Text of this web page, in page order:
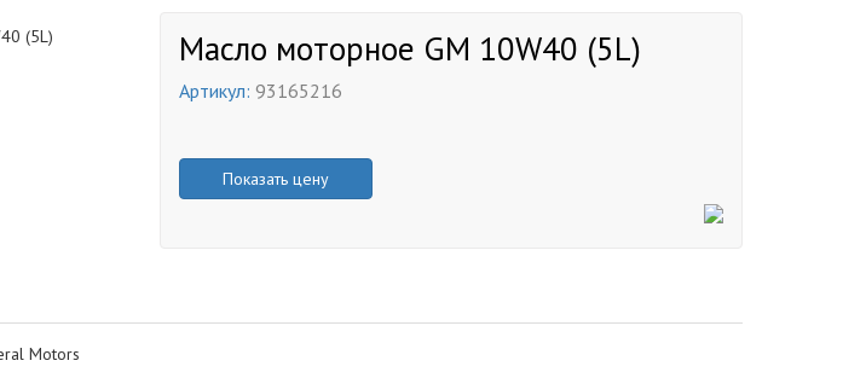
Масло моторное GM 10W40 (5L)
Артикул: 93165216
Показать цену
Motors